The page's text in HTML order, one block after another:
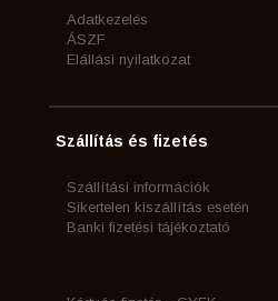
Adatkezelés
ÁSZF
Elállási nyilatkozat
Szállítás és fizetés
Szállítási információk
Sikertelen kiszállítás esetén
Banki fizetési tájékoztató